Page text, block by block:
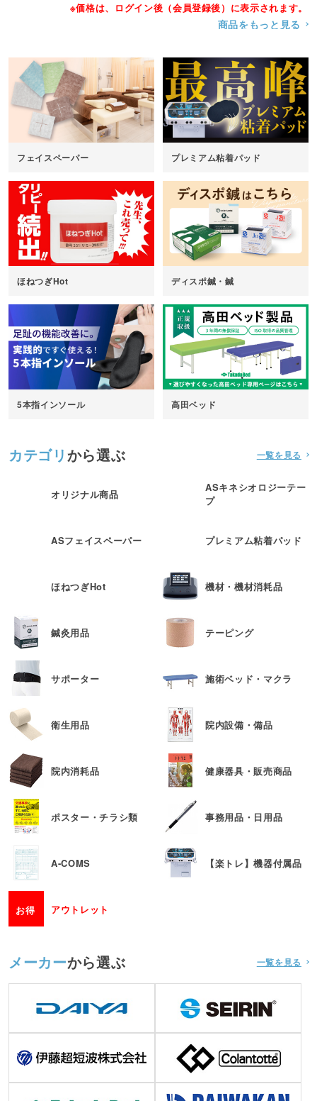
※価格は、ログイン後（会員登録後）に表示されます。
商品をもっと見る
フェイスペーパー プレミアム粘着パッド
ほねつぎHot ディスポ鍼・鍼
5本指インソール 高田ベッド
カテゴリから選ぶ 一覧を見る
オリジナル商品
ASキネシオロジーテー
プ
ASフェイスペーパー プレミアム粘着パッド
ほねつぎHot 機材・機材消耗品
鍼灸用品 テーピング
サポーター 施術ベッド・マクラ
衛生用品 院内設備・備品
院内消耗品 健康器具・販売商品
ポスター・チラシ類 事務用品・日用品
A-COMS 【楽トレ】機器付属品
お得 アウトレット
メーカーから選ぶ 一覧を見る